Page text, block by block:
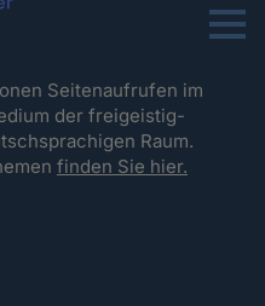
Menu
Seitenaufrufen im
der freigeistig-
Raum.
finden Sie hier.